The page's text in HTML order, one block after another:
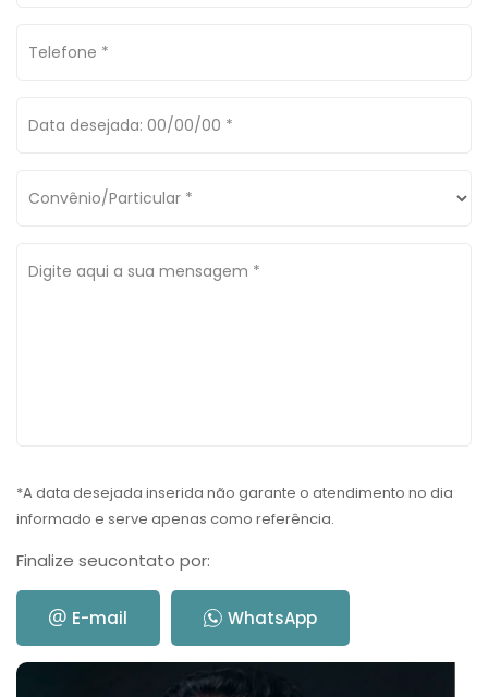
Telefone *
Data desejada: 00/00/00 *
Convênio/Particular *
Digite aqui a sua mensagem *
*A data desejada inserida não garante o atendimento no dia
informado e serve apenas como referência.
Finalize seucontato por:
E-mail WhatsApp